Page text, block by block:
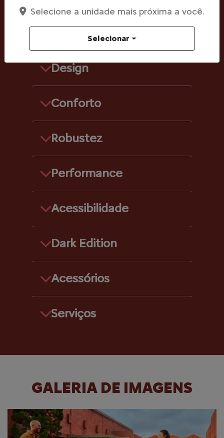
DETALHES
EXCLUSIVOS
Design
Conforto
Robustez
Performance
Acessibilidade
Dark Edition
Acessórios
Serviços
GALERIA DE IMAGENS
Selecione a unidade mais próxima a você.
Selecionar